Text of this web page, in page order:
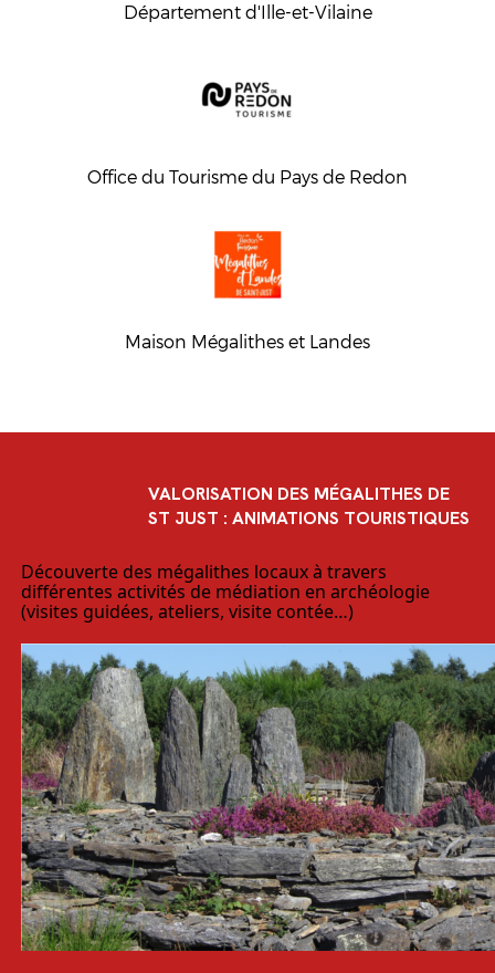
Département d'Ille-et-Vilaine
Office du Tourisme du Pays de Redon
Maison Mégalithes et Landes
VALORISATION DES MÉGALITHES DE
ST JUST : ANIMATIONS TOURISTIQUES
Découverte des mégalithes locaux à travers
différentes activités de médiation en archéologie
(visites guidées, ateliers, visite contée…)